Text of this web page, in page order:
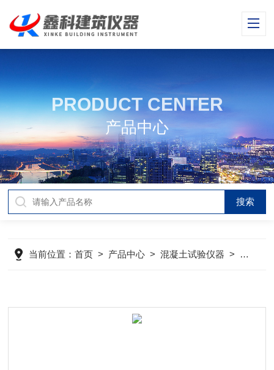
PRODUCT CENTER
产品中心
当前位置：首页 > 产品中心 >混凝土试验仪器 > 混凝土